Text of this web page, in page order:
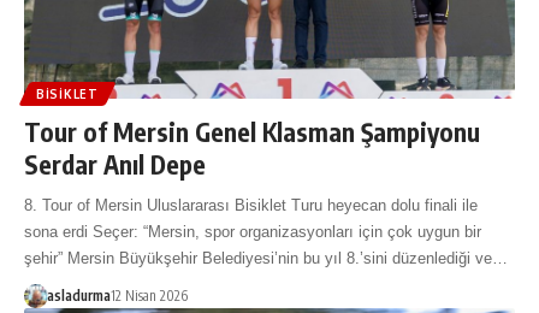
BISIKLET
Tour of Mersin Genel Klasman Şampiyonu
Serdar Anıl Depe
8. Tour of Mersin Uluslararası Bisiklet Turu heyecan dolu finali ile
sona erdi Seçer: “Mersin, spor organizasyonları için çok uygun bir
şehir” Mersin Büyükşehir Belediyesi’nin bu yıl 8.’sini düzenlediği ve…
asladurma12 Nisan 2026